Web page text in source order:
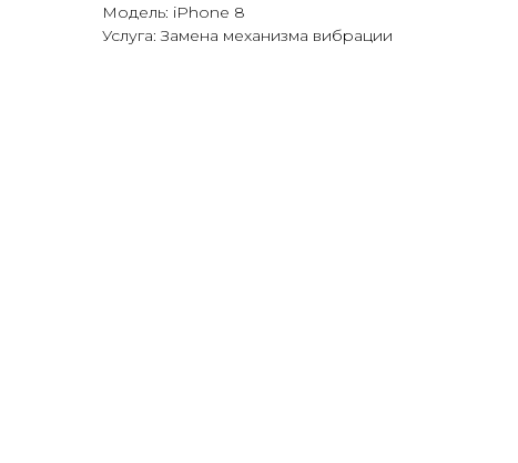
Модель: iPhone 8
Услуга: Замена механизма вибрации